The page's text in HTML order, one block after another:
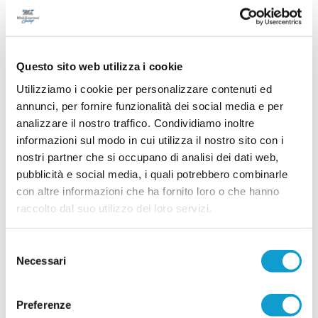
Questo sito web utilizza i cookie
Utilizziamo i cookie per personalizzare contenuti ed
annunci, per fornire funzionalità dei social media e per
analizzare il nostro traffico. Condividiamo inoltre
informazioni sul modo in cui utilizza il nostro sito con i
nostri partner che si occupano di analisi dei dati web,
pubblicità e social media, i quali potrebbero combinarle
con altre informazioni che ha fornito loro o che hanno
raccolto dal suo utilizzo dei loro servizi.
delNecessari
Preferenze
Prosegue la programmazione del settore
giovanile dell Matelica, che ha ufficializzato lo staff
tecnico dell'attività di base per la stagione
27/07/2026
CORRIDONIA CALCIO, settore giovanile tra
conferme e novità
CORRIDONIA. Il Corridonia Calcio 1955
continua a investire con convinzione sul proprio
settore giovanile, presentando uno staff tecnico
qualificato e ricco di esperienza per
accompagnare la crescita dei giovani calciatori
nella stagione sportiva 2026/2027. Tra le
novi...leggi
MEMORIAL GIORGIO CAPITANELLI. Calcio
e solidarietà fanno squadra
Ospedale Salesi ETS e il Memorial Giorgio Capitanelli, il torneo di calcio
che si è svolto dal 6 al 27 giugno 2026 sul campo dell'